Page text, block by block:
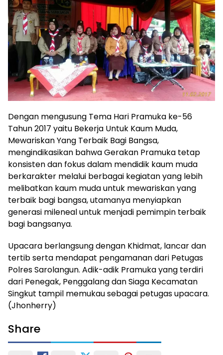
Dengan mengusung Tema Hari Pramuka ke-56
Tahun 2017 yaitu Bekerja Untuk Kaum Muda,
Mewariskan Yang Terbaik Bagi Bangsa,
mengindikasikan bahwa Gerakan Pramuka tetap
konsisten dan fokus dalam mendidik kaum muda
berkarakter melalui berbagai kegiatan yang lebih
melibatkan kaum muda untuk mewariskan yang
terbaik bagi bangsa, utamanya menyiapkan
generasi mileneal untuk menjadi pemimpin terbaik
bagi bangsanya.
Upacara berlangsung dengan Khidmat, lancar dan
tertib serta mendapat pengamanan dari Petugas
Polres Sarolangun. Adik-adik Pramuka yang terdiri
dari Penegak, Penggalang dan Siaga Kecamatan
Singkut tampil memukau sebagai petugas upacara.
(Jhonherry)
Share